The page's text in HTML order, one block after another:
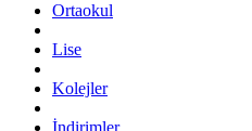
Ortaokul
Lise
Kolejler
İndirimler